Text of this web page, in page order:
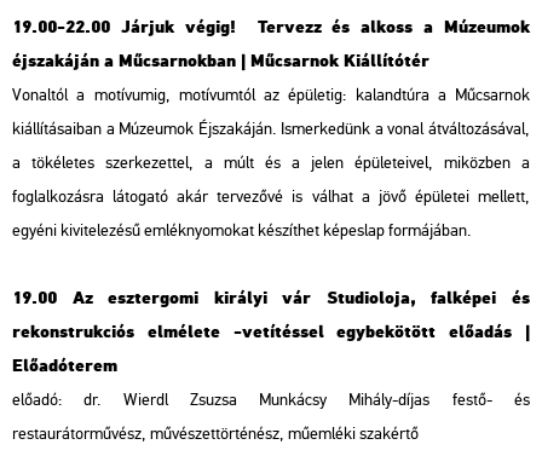
19.00-22.00 Járjuk végig! Tervezz és alkoss a Múzeumok
éjszakáján a Műcsarnokban | Műcsarnok Kiállítótér
Vonaltól a motívumig, motívumtól az épületig: kalandtúra a Műcsarnok
kiállításaiban a Múzeumok Éjszakáján. Ismerkedünk a vonal átváltozásával,
a tökéletes szerkezettel, a múlt és a jelen épületeivel, miközben a
foglalkozásra látogató akár tervezővé is válhat a jövő épületei mellett,
egyéni kivitelezésű emléknyomokat készíthet képeslap formájában.
19.00 Az esztergomi királyi vár Studioloja, falképei és
rekonstrukciós elmélete -vetítéssel egybekötött előadás |
Előadóterem
előadó: dr. Wierdl Zsuzsa Munkácsy Mihály-díjas festő- és
restaurátorművész, művészettörténész, műemléki szakértő